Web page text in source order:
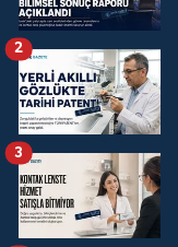
2
3